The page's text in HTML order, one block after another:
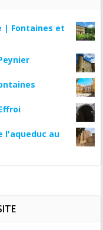
| Fontaines et
l'aqueduc au